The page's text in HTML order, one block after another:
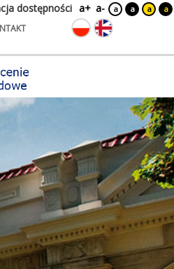
dostępności a+ a- a a a a